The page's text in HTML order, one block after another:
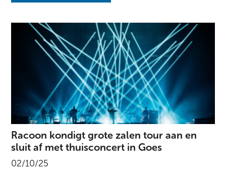
Racoon kondigt grote zalen tour aan en
sluit af met thuisconcert in Goes
02/10/25